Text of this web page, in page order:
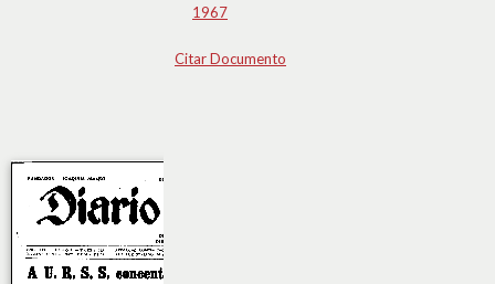
1967
Citar Documento